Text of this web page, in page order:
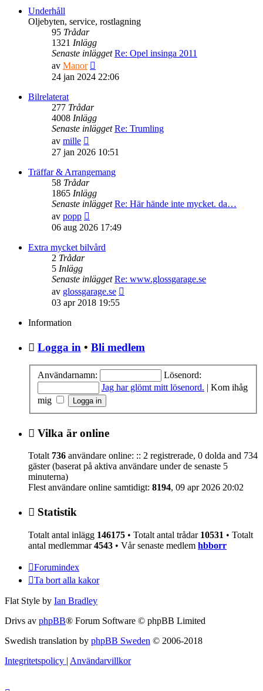
inlägget
Underhåll
Oljebyten, service, rostlagning
95 Trådar
1321 Inlägg
Senaste inlägget Re: Opel insinga 2011
av Manor
till
24 jan 2024 22:06
Bilrelaterat
277 Trådar
4008 Inlägg
Senaste inlägget Re: Trumling
av mille
till
senaste
inlägget
27 jan 2026 10:51
Träffar & Arrangemang
58 Trådar
1865 Inlägg
Senaste inlägget Re: Här hände inte mycket. da…
av popp
till
senaste
06 aug 2026 17:49
Extra mycket bilvård
2 Trådar
5 Inlägg
Senaste inlägget Re: www.glossgarage.se
av glossgarage.se
03 apr 2018 19:55
Information
Logga in • Bli medlem
Användarnamn:
Lösenord:
Jag har glömt mitt lösenord. | Kom ihåg
mig
Vilka är online
Totalt 736 användare online: :: 2 registrerade, 0 dolda and 734
gäster (baserat på aktiva användare under de senaste 5
minuterna)
Flest användare online samtidigt: 8194, 09 apr 2026 20:02
Statistik
Totalt antal inlägg 146175 • Totalt antal trådar 10531 • Totalt
antal medlemmar4543 • Vår senaste medlem hbborr
Forumindex
Ta bort alla kakor
Flat Style by Ian Bradley
Drivs av phpBB® Forum Software © phpBB Limited
Swedish translation by phpBB Sweden © 2006-2018
Integritetspolicy | Användarvillkor